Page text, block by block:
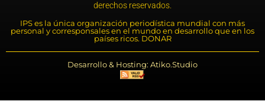
derechos reservados.
IPS es la única organización periodística mundial con más
personal y corresponsales en el mundo en desarrollo que en los
países ricos. DONAR
Desarrollo & Hosting: Atiko.Studio